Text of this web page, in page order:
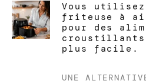
Vous
friteuse à
pour des
croustillants
plus facile.
UNE